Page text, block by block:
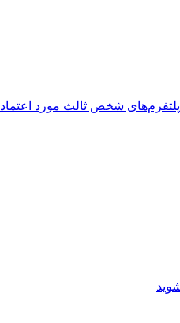
شخص ثالث مورد اعتماد